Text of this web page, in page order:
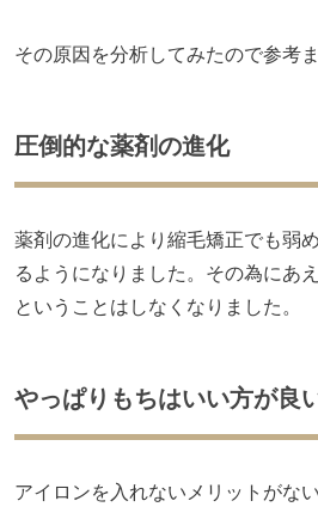
その原因を分析してみたので参考ま
圧倒的な薬剤の進化
薬剤の進化により縮毛矯正でも弱
るようになりました。その為にあ
ということはしなくなりました。
やっぱりもちはいい方が良
アイロンを入れないメリットがな